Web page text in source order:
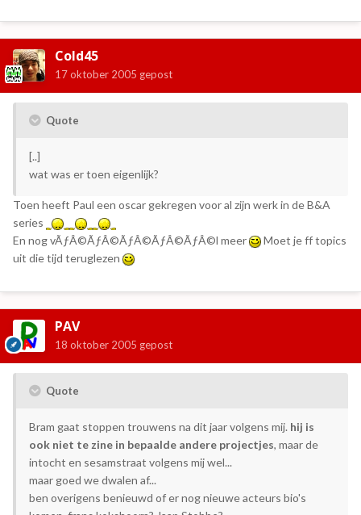
Cold45
17 oktober 2005 gepost
Quote
[..]
wat was er toen eigenlijk?
Toen heeft Paul een oscar gekregen voor al zijn werk in de B&A
series
En nog vÃƒÂ©ÃƒÂ©ÃƒÂ©ÃƒÂ©ÃƒÂ©l meer
Moet je ff topics
uit die tijd teruglezen
PAV
18 oktober 2005 gepost
Quote
Bram gaat stoppen trouwens na dit jaar volgens mij. hij is
ook niet te zine in bepaalde andere projectjes, maar de
intocht en sesamstraat volgens mij wel...
maar goed we dwalen af...
ben overigens benieuwd of er nog nieuwe acteurs bio's